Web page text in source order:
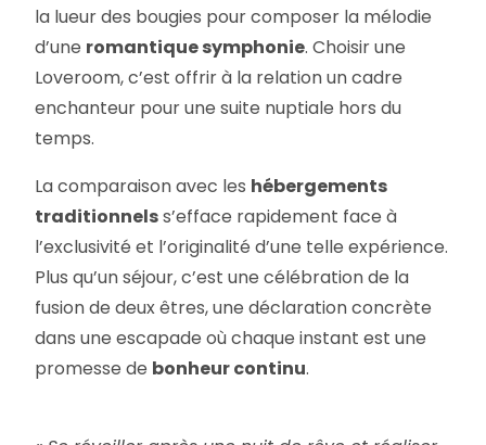
la lueur des bougies pour composer la mélodie
d’une romantique symphonie. Choisir une
Loveroom, c’est offrir à la relation un cadre
enchanteur pour une suite nuptiale hors du
temps.
La comparaison avec les hébergements
traditionnelss’efface rapidement face à
l’exclusivité et l’originalité d’une telle expérience.
Plus qu’un séjour, c’est une célébration de la
fusion de deux êtres, une déclaration concrète
dans une escapade où chaque instant est une
promesse de bonheur continu.